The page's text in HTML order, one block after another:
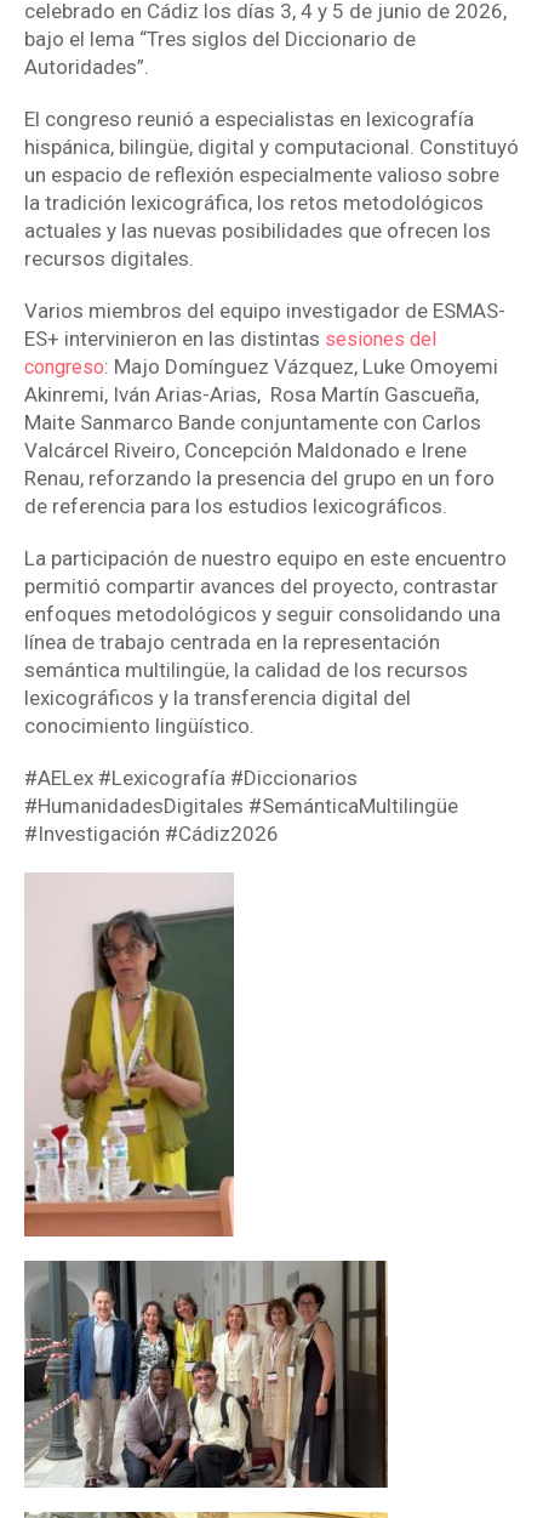
celebrado en Cádiz los días 3, 4 y 5 de junio de 2026,
bajo el lema “Tres siglos del Diccionario de
Autoridades”.
El congreso reunió a especialistas en lexicografía
hispánica, bilingüe, digital y computacional. Constituyó
un espacio de reflexión especialmente valioso sobre
la tradición lexicográfica, los retos metodológicos
actuales y las nuevas posibilidades que ofrecen los
recursos digitales.
Varios miembros del equipo investigador de ESMAS-
ES+ intervinieron en las distintas sesiones del
congreso: Majo Domínguez Vázquez, Luke Omoyemi
Akinremi, Iván Arias-Arias, Rosa Martín Gascueña,
Maite Sanmarco Bande conjuntamente con Carlos
Valcárcel Riveiro, Concepción Maldonado e Irene
Renau, reforzando la presencia del grupo en un foro
de referencia para los estudios lexicográficos.
La participación de nuestro equipo en este encuentro
permitió compartir avances del proyecto, contrastar
enfoques metodológicos y seguir consolidando una
línea de trabajo centrada en la representación
semántica multilingüe, la calidad de los recursos
lexicográficos y la transferencia digital del
conocimiento lingüístico.
#AELex #Lexicografía #Diccionarios
#HumanidadesDigitales #SemánticaMultilingüe
#Investigación #Cádiz2026